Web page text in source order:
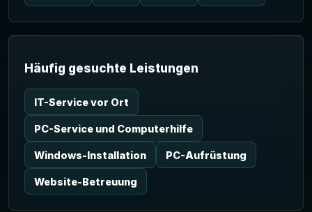
Häufig gesuchte Leistungen
IT-Service vor Ort
PC-Service und Computerhilfe
Windows-Installation PC-Aufrüstung
Website-Betreuung